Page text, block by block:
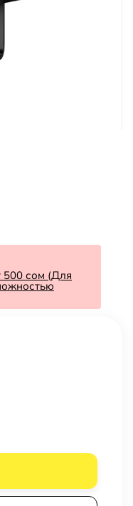
сом (Для